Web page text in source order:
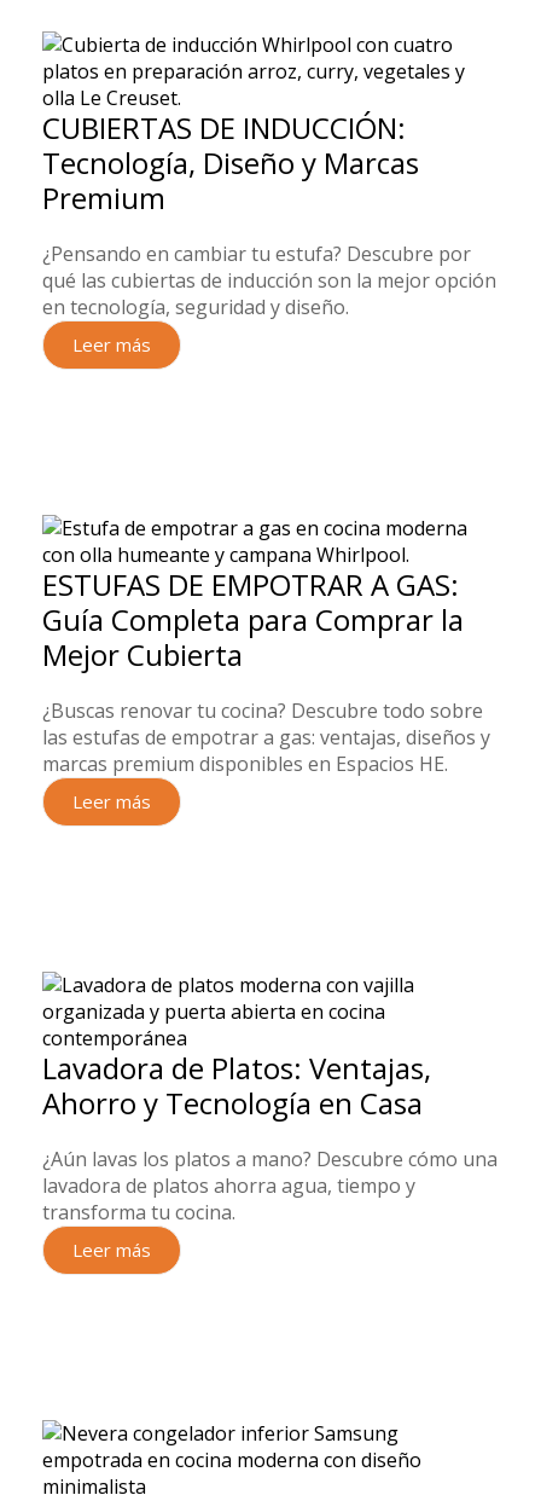
CUBIERTAS DE INDUCCIÓN:
Tecnología, Diseño y Marcas
Premium
¿Pensando en cambiar tu estufa? Descubre por
qué las cubiertas de inducción son la mejor opción
en tecnología, seguridad y diseño.
Leer más
ESTUFAS DE EMPOTRAR A GAS:
Guía Completa para Comprar la
Mejor Cubierta
¿Buscas renovar tu cocina? Descubre todo sobre
las estufas de empotrar a gas: ventajas, diseños y
marcas premium disponibles en Espacios HE.
Leer más
Lavadora de Platos: Ventajas,
Ahorro y Tecnología en Casa
¿Aún lavas los platos a mano? Descubre cómo una
lavadora de platos ahorra agua, tiempo y
transforma tu cocina.
Leer más